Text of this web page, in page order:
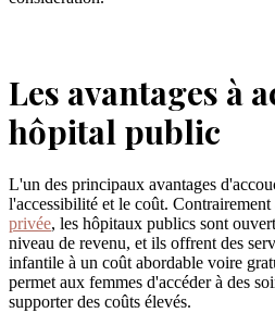
Les avantages à
hôpital public
L'un des principaux avantages
l'accessibilité et le coût. Contrairement
privée, les hôpitaux publics sont
niveau de revenu, et ils offrent des
infantile à un coût abordable voire
permet aux femmes d'accéder à des
supporter des coûts élevés.